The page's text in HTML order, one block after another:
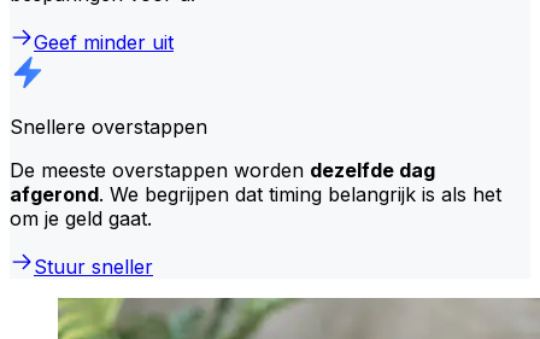
Geef minder uit
Snellere overstappen
De meeste overstappen worden dezelfde dag
afgerond. We begrijpen dat timing belangrijk is als het
om je geld gaat.
Stuur sneller